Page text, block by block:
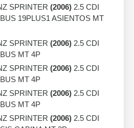
SPRINTER (2006) 2.5 CDI
19PLUS1 ASIENTOS MT
SPRINTER (2006) 2.5 CDI
MT 4P
SPRINTER (2006) 2.5 CDI
MT 4P
SPRINTER (2006) 2.5 CDI
MT 4P
SPRINTER (2006) 2.5 CDI